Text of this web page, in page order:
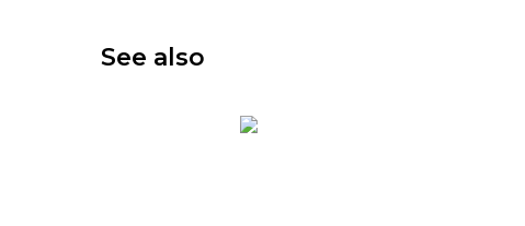
See also